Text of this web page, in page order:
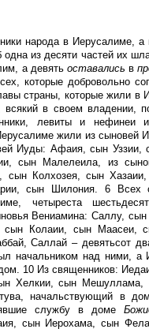
народа в Иерусалиме, а
одна из десяти частей их
а девять оставались в
которые добровольно
страны, которые жили в
в своем владении,
левиты и нефинеи
жили из сыновей
Иуды: Афаия, сын Уззии,
сын Малелеила, из
сын Колхозея, сын
сын Шилония. 6 Всех
четыреста
Вениамина: Саллу,
сын Колаии, сын Маасеи,
Саллай – девятьсот
начальником над ними, а
10 Из священников:
Хелкии, сын Мешуллама,
начальствующий в
службу в доме
сын Иерохама, сын